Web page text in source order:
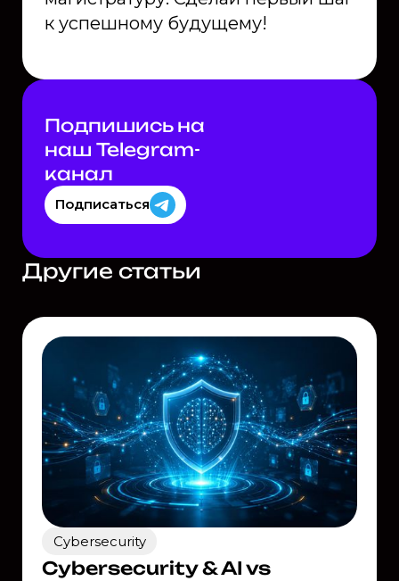
Подпишись на
наш Telegram-
канал
Подписаться
Другие статьи
Cybersecurity
Cybersecurity & AI vs
к успешному будущему!